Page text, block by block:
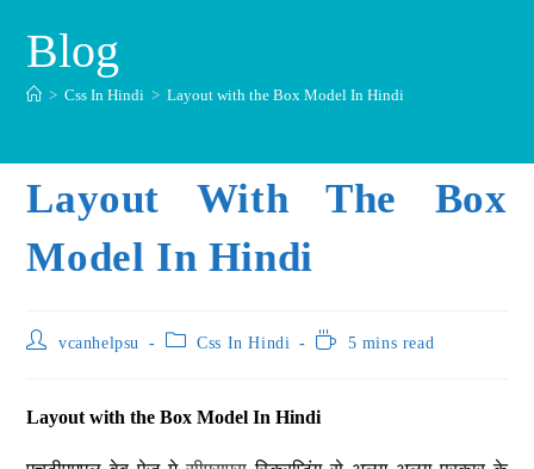
Blog
> Css In Hindi > Layout with the Box Model In Hindi
Layout With The Box
Model In Hindi
vcanhelpsu Css In Hindi 5 mins read
Layout with the Box Model In Hindi